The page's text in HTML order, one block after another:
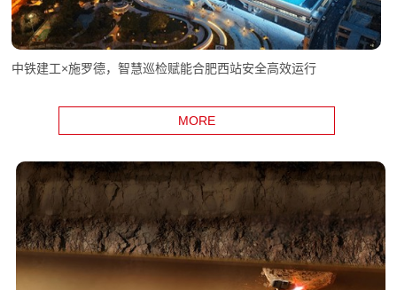
中铁建工×施罗德，智慧巡检赋能合肥西站安全高效运行
MORE